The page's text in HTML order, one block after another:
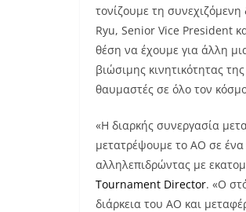
τονίζουμε τη
Ryu, Senior Vice President
θέση να έχουμε για άλλη
βιώσιμης κινητικότητας της
θαυμαστές σε όλο τον
«Η διαρκής συνεργασία
μετατρέψουμε το AO σε ένα
αλληλεπιδρώντας με
Tournament Director. «Ο
διάρκεια του AO και